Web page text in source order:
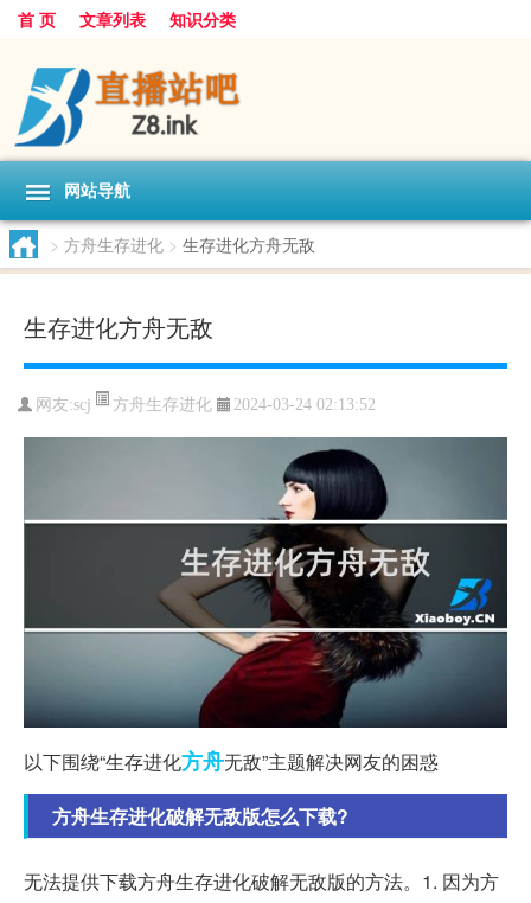
首 页 文章列表 知识分类
网站导航
> 方舟生存进化 > 生存进化方舟无敌
生存进化方舟无敌
网友:scj 方舟生存进化 2024-03-24 02:13:52
以下围绕“生存进化方舟无敌”主题解决网友的困惑
方舟生存进化破解无敌版怎么下载?
无法提供下载方舟生存进化破解无敌版的方法。1. 因为方